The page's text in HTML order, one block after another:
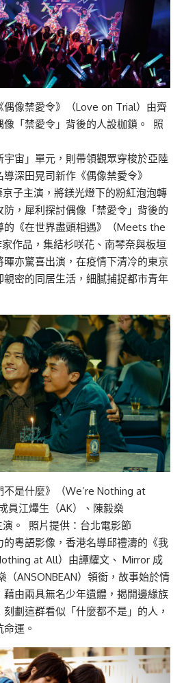
偶像禁愛令》（Love on Trial）由齊
像「禁愛令」背後的人設枷鎖。 照
宙」單元，則帶領觀眾穿梭於亞陸
深田晃司新作《偶像禁愛令》
京子主演，將鎂光燈下的粉紅泡泡轉
，犀利探討偶像「禁愛令」背後的
的《在世界盡頭相遇》（Meets the
作品，集結杉咲花、南琴奈與板垣
亦驚喜出演，在疫情下清冷的東京
密的同居生活，細膩捕捉都市青年
是什麼》（We’re Nothing at
員江𤒹生（AK）、陳毅燊
演。 照片提供：台北電影節
的粵語影像，香港名導邱禮濤的《我
at All）由譚耀文、 Mirror 成
（ANSONBEAN）領銜，故事始於情
由兩具無名少年遺體，揭開邊緣族
劃這群看似「什麼都不是」的人，
運。